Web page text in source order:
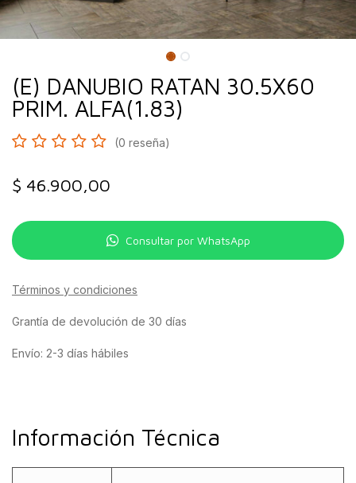
(E) DANUBIO RATAN 30.5X60
PRIM. ALFA(1.83)
(0 reseña)
$ 46.900,00
Consultar por WhatsApp
Términos y condiciones
Grantía de devolución de 30 días
Envío: 2-3 días hábiles
Información Técnica